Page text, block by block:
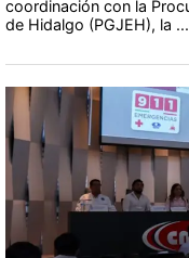
coordinación con la
de Hidalgo (PGJEH), la ...